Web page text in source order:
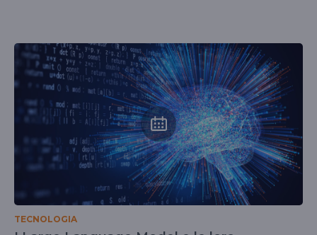
TECNOLOGIA